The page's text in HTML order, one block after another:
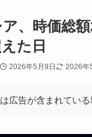
、時価総
た日
2026年5月9日 2026年
広告が含まれている